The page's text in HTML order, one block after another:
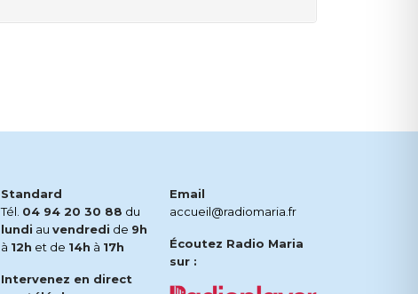
Standard
Tél. 04 94 20 30 88 du
lundi au vendredi de 9h
à 12h et de 14h à 17h
Intervenez en direct
Email
accueil@radiomaria.fr
Écoutez Radio Maria
sur :